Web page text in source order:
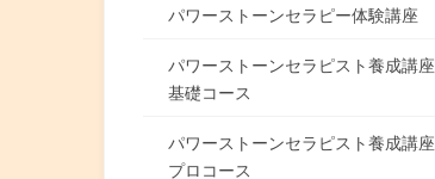
パワーストーンセラピー体験講座
パワーストーンセラピスト養成講座
基礎コース
パワーストーンセラピスト養成講座
プロコース